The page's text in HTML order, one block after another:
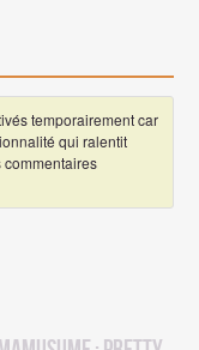
temporairement car
qui ralentit
commentaires